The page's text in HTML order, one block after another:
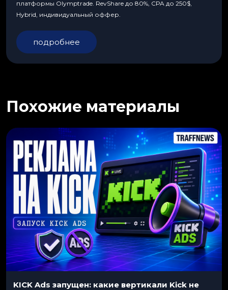
платформы Olymptrade. RevShare до 80%, CPA до 250$,
Hybrid, индивидуальный оффер.
подробнее
Похожие материалы
KICK Ads запущен: какие вертикали Kick не